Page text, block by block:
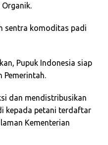
sentra komoditas padi
Pupuk Indonesia siap
dan mendistribusikan
kepada petani terdaftar
Kementerian